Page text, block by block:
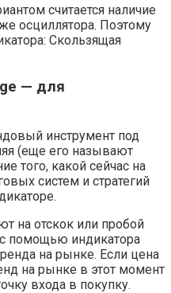
считается наличие
осциллятора. Поэтому
Скользящая
— для
инструмент под
(еще его называют
того, какой сейчас на
систем и стратегий
на отскок или пробой
помощью индикатора
на рынке. Если цена
на рынке в этот момент
входа в покупку.